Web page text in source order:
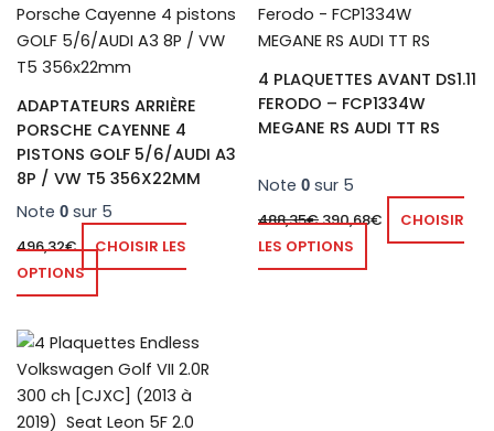
ADAPTATEURS ARRIÈRE
PORSCHE CAYENNE 4
PISTONS GOLF 5/6/AUDI A3
8P / VW T5 356X22MM
Note 0 sur 5
496,32€
CHOISIR LES
OPTIONS
4 PLAQUETTES AVANT DS1.11
FERODO – FCP1334W
MEGANE RS AUDI TT RS
Note 0 sur 5
488,35€390,68€
CHOISIR
LES OPTIONS
Plage
prix :
444,00€
à
produit